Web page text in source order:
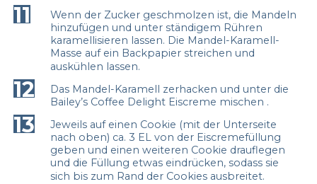
11
Wenn der Zucker geschmolzen ist, die Mandeln
hinzufügen und unter ständigem Rühren
karamellisieren lassen. Die Mandel-Karamell-
Masse auf ein Backpapier streichen und
auskühlen lassen.
12
Das Mandel-Karamell zerhacken und unter die
Bailey’s Coffee Delight Eiscreme mischen .
13
Jeweils auf einen Cookie (mit der Unterseite
nach oben) ca. 3 EL von der Eiscremefüllung
geben und einen weiteren Cookie drauflegen
und die Füllung etwas eindrücken, sodass sie
sich bis zum Rand der Cookies ausbreitet.